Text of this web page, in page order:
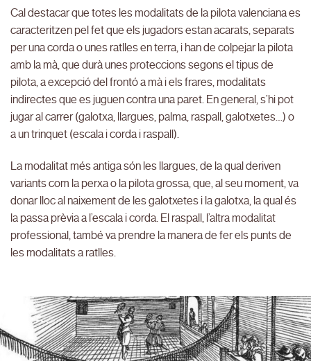
Cal destacar que totes les modalitats de la pilota valenciana es
caracteritzen pel fet que els jugadors estan acarats, separats
per una corda o unes ratlles en terra, i han de colpejar la pilota
amb la mà, que durà unes proteccions segons el tipus de
pilota, a excepció del frontó a mà i els frares, modalitats
indirectes que es juguen contra una paret. En general, s’hi pot
jugar al carrer (galotxa, llargues, palma, raspall, galotxetes…) o
a un trinquet (escala i corda i raspall).
La modalitat més antiga són les llargues, de la qual deriven
variants com la perxa o la pilota grossa, que, al seu moment, va
donar lloc al naixement de les galotxetes i la galotxa, la qual és
la passa prèvia a l’escala i corda. El raspall, l’altra modalitat
professional, també va prendre la manera de fer els punts de
les modalitats a ratlles.